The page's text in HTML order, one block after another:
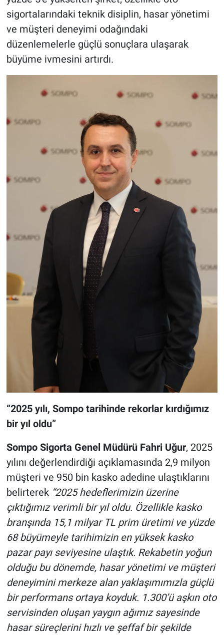
sigortalarındaki teknik disiplin, hasar yönetimi
ve müşteri deneyimi odağındaki
düzenlemelerle güçlü sonuçlara ulaşarak
büyüme ivmesini artırdı.
“2025 yılı, Sompo tarihinde rekorlar kırdığımız
bir yıl oldu”
Sompo Sigorta Genel Müdürü Fahri Uğur, 2025
yılını değerlendirdiği açıklamasında 2,9 milyon
müşteri ve 950 bin kasko adedine ulaştıklarını
belirterek “2025 hedeflerimizin üzerine
çıktığımız verimli bir yıl oldu. Özellikle kasko
branşında 15,1 milyar TL prim üretimi ve yüzde
68 büyümeyle tarihimizin en yüksek kasko
pazar payı seviyesine ulaştık. Rekabetin yoğun
olduğu bu dönemde, hasar yönetimi ve müşteri
deneyimini merkeze alan yaklaşımımızla güçlü
bir performans ortaya koyduk. 1.300’ü aşkın oto
servisinden oluşan yaygın ağımız sayesinde
hasar süreçlerini hızlı ve şeffaf bir şekilde